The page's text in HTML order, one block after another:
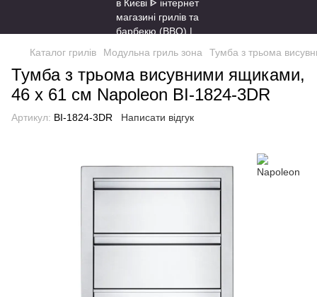
Каталог грилів Модульна гриль зона Тумба з трьома
Тумба з трьома висувними ящиками,
46 х 61 см Napoleon BI-1824-3DR
Артикул: BI-1824-3DR Написати відгук